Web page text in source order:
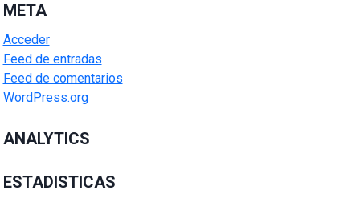
META
Acceder
Feed de entradas
Feed de comentarios
WordPress.org
ANALYTICS
ESTADISTICAS